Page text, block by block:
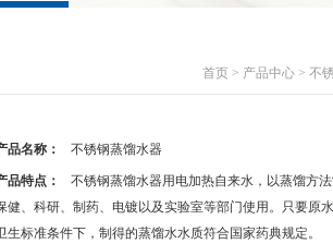
首页 > 产品中心 > 不
品名称： 不锈钢蒸馏水器
品特点：
不锈钢蒸馏水器用电加热自来水，以蒸馏方法
健、科研、制药、电镀以及实验室等部门使用。只要原
生标准条件下，制得的蒸馏水水质符合国家药典规定。